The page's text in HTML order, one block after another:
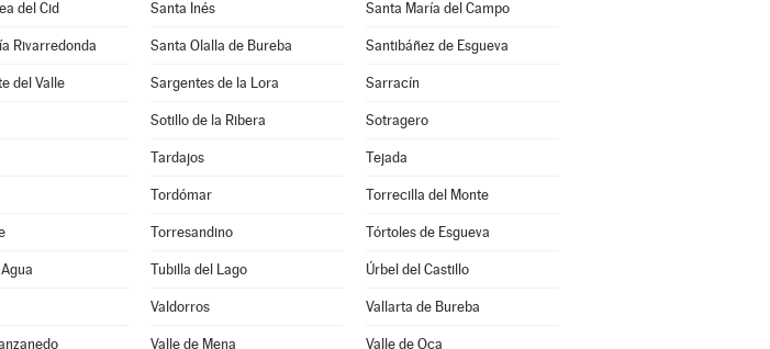
del Cid Santa Inés Santa María del Campo
Rivarredonda Santa Olalla de Bureba Santibáñez de Esgueva
del Valle Sargentes de la Lora Sarracín
Sotillo de la Ribera Sotragero
Tardajos Tejada
Tordómar Torrecilla del Monte
Torresandino Tórtoles de Esgueva
Tubilla del Lago Úrbel del Castillo
Valdorros Vallarta de Bureba
Valle de Mena Valle de Oca